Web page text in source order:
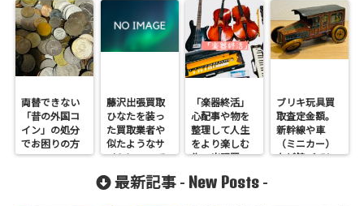
両替できない
「昔の外国コ
イン」の処分
でお困りの方
へ
藤沢出張買取
ひなたを装っ
た買取業者や
似たようなサ
イトについて
「楽器終活」
心配事や物を
整理して人生
をより楽しむ
為の出張買
ブリキ玩具買
取査定金額。
新幹線や車
（ミニカー）
など錆びても
最新記事 - New Posts -